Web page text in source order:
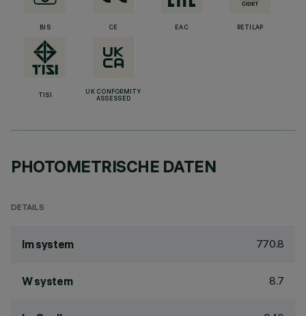
BIS CE EAC RETILAP
TISI
UK CONFORMITY
ASSESSED
PHOTOMETRISCHE DATEN
DETAILS
lm system 770.8
W system 8.7